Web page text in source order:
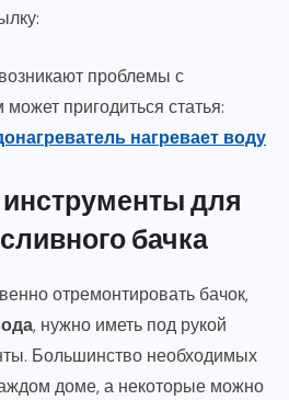
проблемы с
пригодиться статья:
нагревает воду
для
бачка
отремонтировать бачок,
, нужно иметь под рукой
Большинство необходимых
доме, а некоторые можно